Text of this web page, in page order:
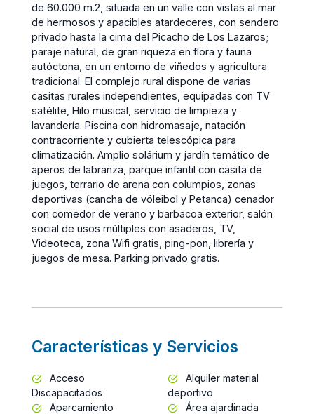
de 60.000 m.2, situada en un valle con vistas al mar
de hermosos y apacibles atardeceres, con sendero
privado hasta la cima del Picacho de Los Lazaros;
paraje natural, de gran riqueza en flora y fauna
autóctona, en un entorno de viñedos y agricultura
tradicional. El complejo rural dispone de varias
casitas rurales independientes, equipadas con TV
satélite, Hilo musical, servicio de limpieza y
lavandería. Piscina con hidromasaje, natación
contracorriente y cubierta telescópica para
climatización. Amplio solárium y jardín temático de
aperos de labranza, parque infantil con casita de
juegos, terrario de arena con columpios, zonas
deportivas (cancha de vóleibol y Petanca) cenador
con comedor de verano y barbacoa exterior, salón
social de usos múltiples con asaderos, TV,
Videoteca, zona Wifi gratis, ping-pon, librería y
juegos de mesa. Parking privado gratis.
Características y Servicios
Acceso
Discapacitados
Alquiler material
deportivo
Aparcamiento
Área ajardinada